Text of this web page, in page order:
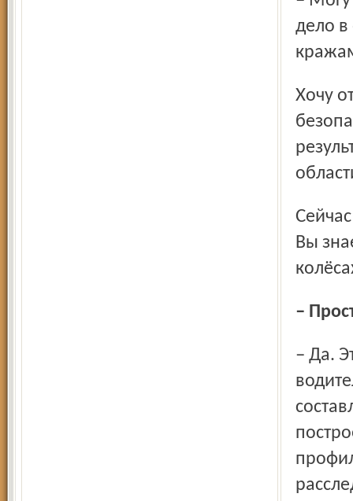
дело
Хочу отметить, что взаимодействие со службами
Сейчас мы сделали акцент на правилах эксплуатации АЗС.
Вы
–
– Да. Это и вопросы безопасности для заправляющихся